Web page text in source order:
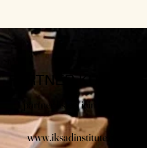
PARTNER
partner listesi için
www.iksadinstitute.org.tr